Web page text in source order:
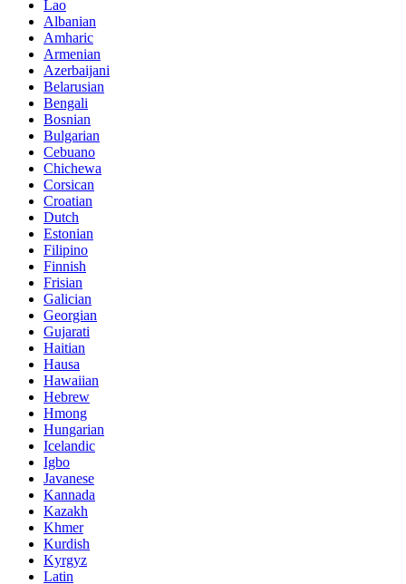
Lao
Albanian
Amharic
Armenian
Azerbaijani
Belarusian
Bengali
Bosnian
Bulgarian
Cebuano
Chichewa
Corsican
Croatian
Dutch
Estonian
Filipino
Finnish
Frisian
Galician
Georgian
Gujarati
Haitian
Hausa
Hawaiian
Hebrew
Hmong
Hungarian
Icelandic
Igbo
Javanese
Kannada
Kazakh
Khmer
Kurdish
Kyrgyz
Latin